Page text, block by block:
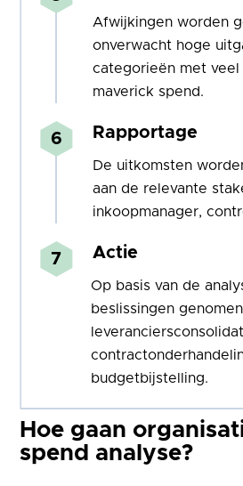
Afwijkingen worden
onverwacht hoge
categorieën met veel
maverick spend.
Rapportage
De uitkomsten
aan de relevante
inkoopmanager,
Actie
Op basis van de
beslissingen
budgetbijstelling.
Hoe gaan
spend analyse?